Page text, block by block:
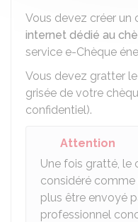
Vous devez créer un
internet dédié au
service e-Chèque
Vous devez gratter
grisée de votre
confidentiel).
Attention
Une fois gratté, le
considéré comme
plus être envoyé
professionnel